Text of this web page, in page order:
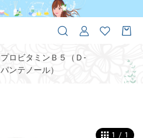
プロビタミンＢ５（Ｄ-
パンテノール）
1 / 1